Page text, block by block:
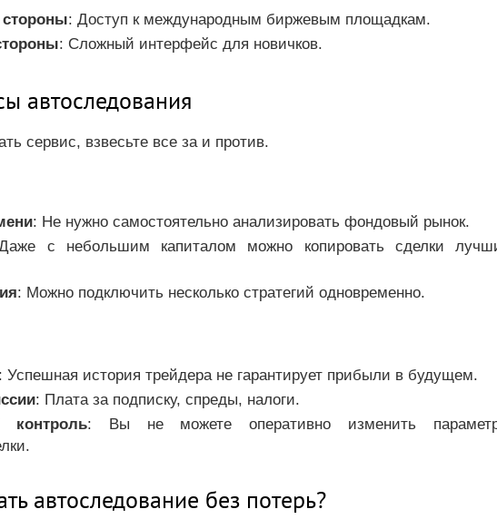
: Доступ к международным биржевым площадкам.
: Сложный интерфейс для новичков.
автоследования
сервис, взвесьте все за и против.
: Не нужно самостоятельно анализировать фондовый рынок.
с небольшим капиталом можно копировать сделки
: Можно подключить несколько стратегий одновременно.
: Успешная история трейдера не гарантирует прибыли в будущем.
: Плата за подписку, спреды, налоги.
контроль: Вы не можете оперативно изменить
автоследование без потерь?